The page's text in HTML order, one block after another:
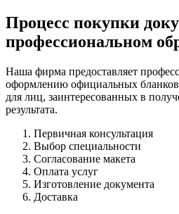
Процесс покупки
профессиональном
Наша фирма предоставляет
оформлению официальных бланков
для лиц, заинтересованных в
результата.
Первичная консультация
Выбор специальности
Согласование макета
Оплата услуг
Изготовление документа
Доставка